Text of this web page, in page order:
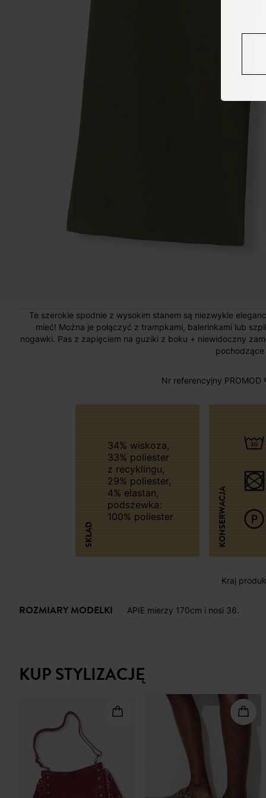
Te szerokie spodnie z wysokim stanem są niezwykle
mieć! Można je połączyć z trampkami, balerinkami lub
nogawki. Pas z zapięciem na guziki z boku + niewidoczny
Nr referencyjny
SKŁAD
34% wiskoza,
33% poliester
z recyklingu,
29% poliester,
4% elastan,
podszewka:
100% poliester
KONSERWACJA
Kraj
ROZMIARY MODELKI APIE mierzy 170cm i nosi 36.
KUP STYLIZACJĘ